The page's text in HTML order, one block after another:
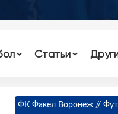
Статьи
ФК Факел Воронеж //